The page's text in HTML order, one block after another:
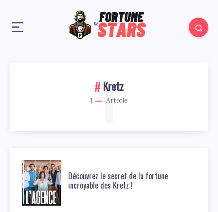
Kretz
1 Article
1
Découvrez le secret de la fortune
incroyable des Kretz !